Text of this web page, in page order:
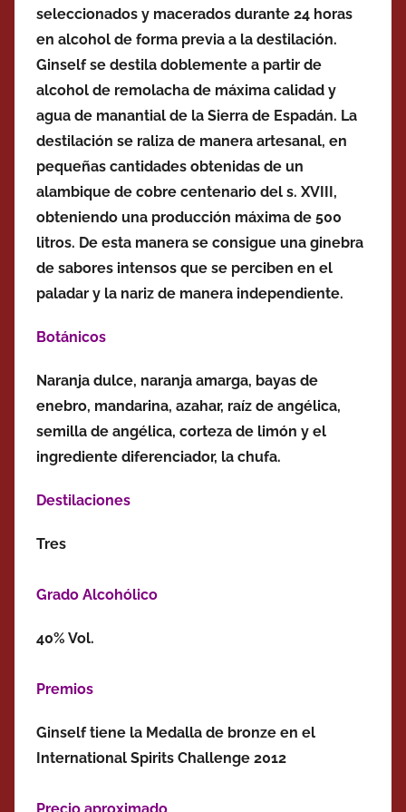
seleccionados y macerados durante 24 horas
en alcohol de forma previa a la destilación.
Ginself se destila doblemente a partir de
alcohol de remolacha de máxima calidad y
agua de manantial de la Sierra de Espadán. La
destilación se raliza de manera artesanal, en
pequeñas cantidades obtenidas de un
alambique de cobre centenario del s. XVIII,
obteniendo una producción máxima de 500
litros. De esta manera se consigue una ginebra
de sabores intensos que se perciben en el
paladar y la nariz de manera independiente.
Botánicos
Naranja dulce, naranja amarga, bayas de
enebro, mandarina, azahar, raíz de angélica,
semilla de angélica, corteza de limón y el
ingrediente diferenciador, la chufa.
Destilaciones
Tres
Grado Alcohólico
40% Vol.
Premios
Ginself tiene la Medalla de bronze en el
International Spirits Challenge 2012